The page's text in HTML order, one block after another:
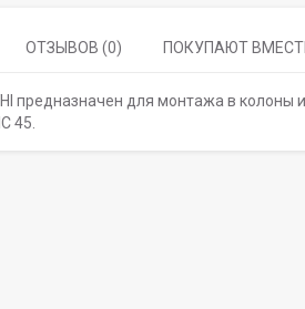
ОТЗЫВОВ (0) ПОКУПАЮТ
предназначен для монтажа в колоны
45.